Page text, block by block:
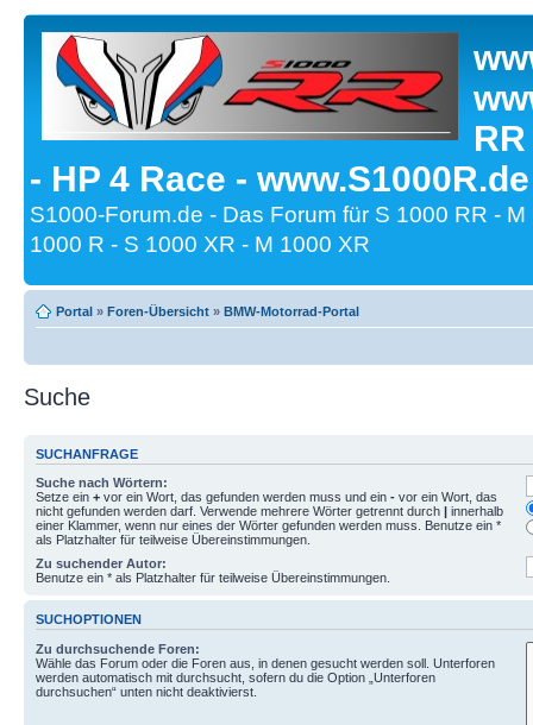
- HP 4 Race -
S1000-Forum.de - Das Forum für S 1000 RR -
1000 R - S 1000 XR - M 1000 XR
Portal » Foren-Übersicht » BMW-Motorrad-Portal
Suche
SUCHANFRAGE
Suche nach Wörtern:
Setze ein + vor ein Wort, das gefunden werden muss und ein - vor ein Wort, das
nicht gefunden werden darf. Verwende mehrere Wörter getrennt durch | innerhalb
einer Klammer, wenn nur eines der Wörter gefunden werden muss. Benutze ein *
als Platzhalter für teilweise Übereinstimmungen.
Zu suchender Autor:
Benutze ein * als Platzhalter für teilweise Übereinstimmungen.
SUCHOPTIONEN
Zu durchsuchende Foren:
Wähle das Forum oder die Foren aus, in denen gesucht werden soll. Unterforen
werden automatisch mit durchsucht, sofern du die Option „Unterforen
durchsuchen“ unten nicht deaktivierst.